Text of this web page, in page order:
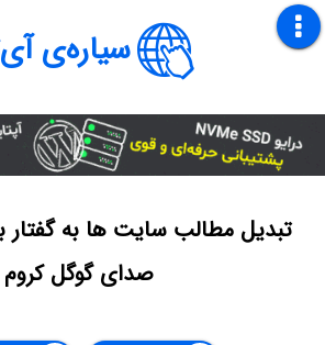
سیاره‌ی
تبدیل مطالب سایت ها به گفتار
صدای گوگل کروم